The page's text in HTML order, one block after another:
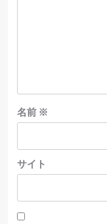
名前 ※
サイト